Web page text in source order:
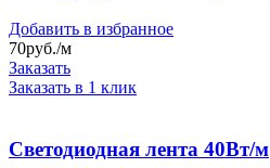
Добавить в избранное
70руб./м
Заказать
Заказать в 1 клик
Светодиодная лента 40Вт/м